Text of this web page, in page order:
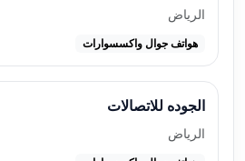
الرياض
هواتف جوال واكسسوارات
الجوده للاتصالات
الرياض